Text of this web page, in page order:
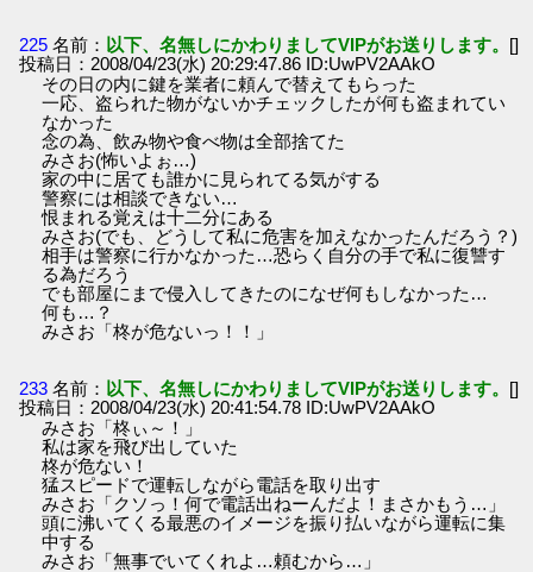
225 名前： 以下、名無しにかわりましてVIPがお送りします。 []
投稿日：2008/04/23(水) 20:29:47.86 ID:UwPV2AAkO
その日の内に鍵を業者に頼んで替えてもらった
一応、盗られた物がないかチェックしたが何も盗まれてい
なかった
念の為、飲み物や食べ物は全部捨てた
みさお(怖いよぉ…)
家の中に居ても誰かに見られてる気がする
警察には相談できない…
恨まれる覚えは十二分にある
みさお(でも、どうして私に危害を加えなかったんだろう？)
相手は警察に行かなかった…恐らく自分の手で私に復讐す
る為だろう
でも部屋にまで侵入してきたのになぜ何もしなかった…
何も…？
みさお「柊が危ないっ！！」
233 名前： 以下、名無しにかわりましてVIPがお送りします。 []
投稿日：2008/04/23(水) 20:41:54.78 ID:UwPV2AAkO
みさお「柊ぃ～！」
私は家を飛び出していた
柊が危ない！
猛スピードで運転しながら電話を取り出す
みさお「クソっ！何で電話出ねーんだよ！まさかもう…」
頭に沸いてくる最悪のイメージを振り払いながら運転に集
中する
みさお「無事でいてくれよ…頼むから…」